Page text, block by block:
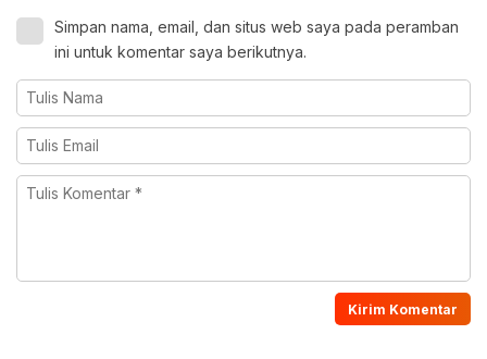
Simpan nama, email, dan situs web saya pada peramban
ini untuk komentar saya berikutnya.